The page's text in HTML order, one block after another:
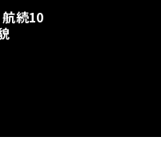
続10